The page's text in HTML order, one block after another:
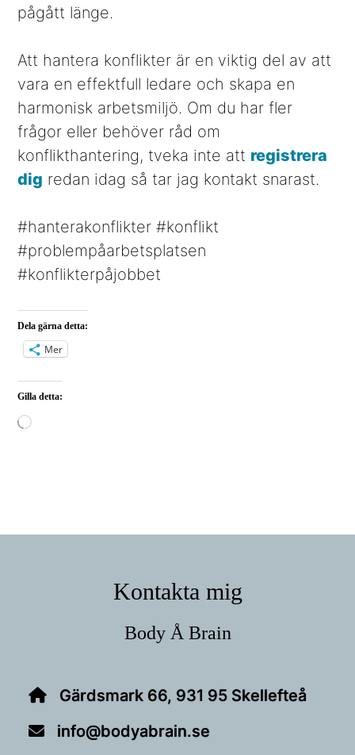
pågått länge.
Att hantera konflikter är en viktig del av att
vara en effektfull ledare och skapa en
harmonisk arbetsmiljö. Om du har fler
frågor eller behöver råd om
konflikthantering, tveka inte att registrera
dig redan idag så tar jag kontakt snarast.
#hanterakonflikter #konflikt
#problempåarbetsplatsen
#konflikterpåjobbet
Dela gärna detta:
Mer
Gilla detta:
Laddar
Kontakta mig
Body Å Brain
Gärdsmark 66, 931 95 Skellefteå
info@bodyabrain.se